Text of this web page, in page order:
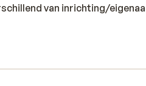
van inrichting/